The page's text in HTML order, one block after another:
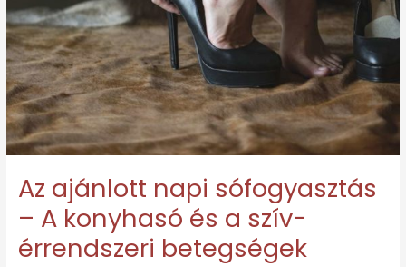
Az ajánlott napi sófogyasztás
– A konyhasó és a szív-
érrendszeri betegségek
A
konyhasó
és
a
szív-
érrendszeri
betegségek